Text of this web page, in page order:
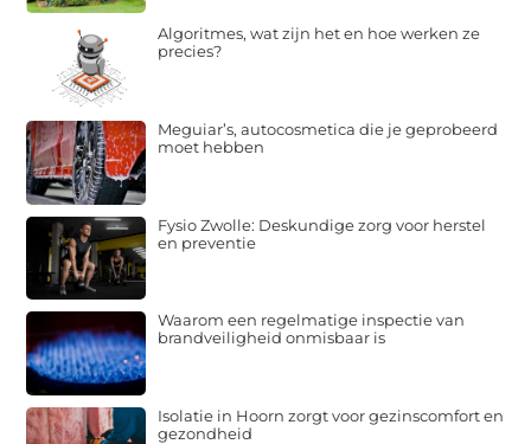
Algoritmes, wat zijn het en hoe werken ze
precies?
Meguiar’s, autocosmetica die je geprobeerd
moet hebben
Fysio Zwolle: Deskundige zorg voor herstel
en preventie
Waarom een regelmatige inspectie van
brandveiligheid onmisbaar is
Isolatie in Hoorn zorgt voor gezinscomfort en
gezondheid